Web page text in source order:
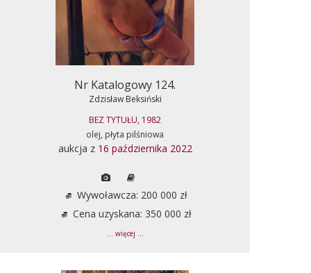
Nr Katalogowy 124.
Zdzisław Beksiński
BEZ TYTUŁU, 1982
olej, płyta pilśniowa
aukcja z 16 października 2022
Wywoławcza: 200 000 zł
Cena uzyskana: 350 000 zł
... więcej ...